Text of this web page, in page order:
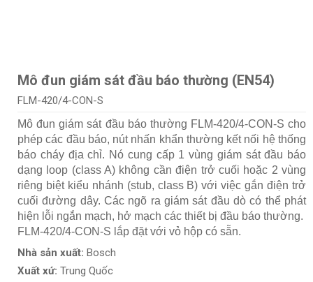
Mô đun giám sát đầu báo thường (EN54)
FLM-420/4-CON-S
Mô đun giám sát đầu báo thường FLM‑420/4‑CON-S cho
phép các đầu báo, nút nhấn khẩn thường kết nối hệ thống
báo cháy địa chỉ. Nó cung cấp 1 vùng giám sát đầu báo
dạng loop (class A) không cần điện trở cuối hoặc 2 vùng
riêng biệt kiểu nhánh (stub, class B) với việc gắn điện trở
cuối đường dây. Các ngõ ra giám sát đầu dò có thể phát
hiện lỗi ngắn mạch, hở mạch các thiết bị đầu báo thường.
FLM-420/4-CON-S lắp đặt với vỏ hộp có sẵn.
Nhà sản xuất: Bosch
Xuất xứ: Trung Quốc